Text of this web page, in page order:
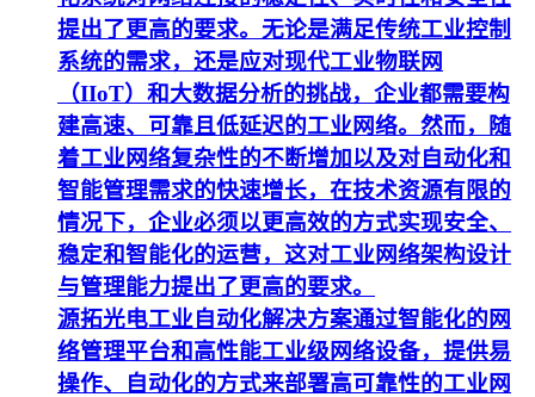
提出了更高的要求。无论是满足传统工业控制
系统的需求，还是应对现代工业物联网
（IIoT）和大数据分析的挑战，企业都需要构
建高速、可靠且低延迟的工业网络。然而，随
着工业网络复杂性的不断增加以及对自动化和
智能管理需求的快速增长，在技术资源有限的
情况下，企业必须以更高效的方式实现安全、
稳定和智能化的运营，这对工业网络架构设计
与管理能力提出了更高的要求。
源拓光电工业自动化解决方案通过智能化的网
络管理平台和高性能工业级网络设备，提供易
操作、自动化的方式来部署高可靠性的工业网